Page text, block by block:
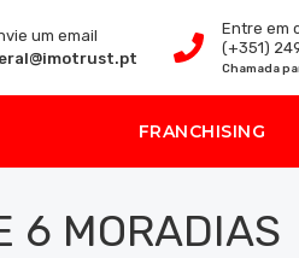
um email
Entre em
(+351)
Chamada
FRANCHISING
6 MORADIAS